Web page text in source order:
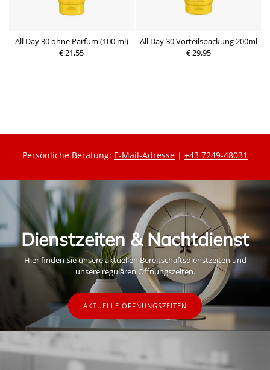
All Day 30 ohne Parfum (100 ml)
€ 21,55
All Day 30 Vorteilspackung 200ml
€ 29,95
Persönliche Beratung: E-Mail-Adresse | +43 7249-48031
Dienstzeiten & Nachtdienst
Hier finden Sie unsere aktuellen Bereitschaftsdienstzeiten und
unsere regulären Öffnungszeiten.
AKTUELLE ÖFFNUNGSZEITEN